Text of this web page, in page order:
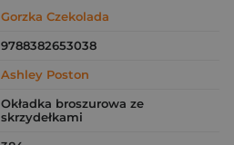
Gorzka Czekolada
9788382653038
Ashley Poston
Okładka broszurowa ze
skrzydełkami